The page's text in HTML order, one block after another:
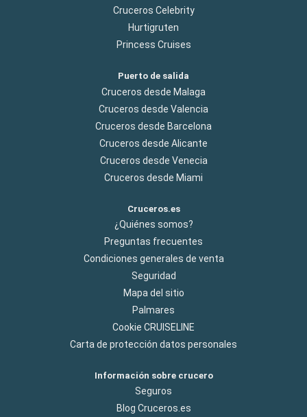
Cruceros Celebrity
Hurtigruten
Princess Cruises
Puerto de salida
Cruceros desde Malaga
Cruceros desde Valencia
Cruceros desde Barcelona
Cruceros desde Alicante
Cruceros desde Venecia
Cruceros desde Miami
Cruceros.es
¿Quiénes somos?
Preguntas frecuentes
Condiciones generales de venta
Seguridad
Mapa del sitio
Palmares
Cookie CRUISELINE
Carta de protección datos personales
Información sobre crucero
Seguros
Blog Cruceros.es